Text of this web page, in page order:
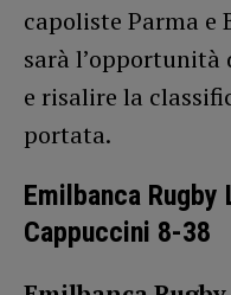
capoliste Parma e
sarà
e risalire la
portata.
Emilbanca
Cappuccini 8-38